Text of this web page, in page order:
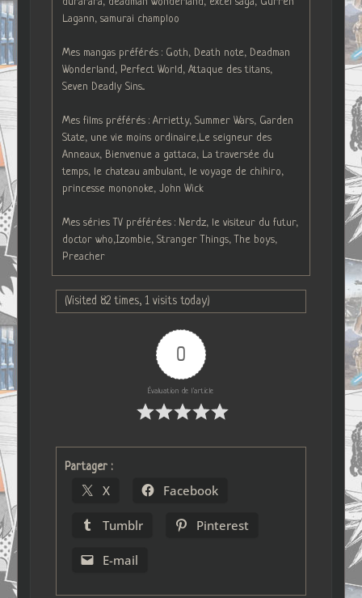
Lagann, samurai champloo
Mes mangas préférés : Goth, Death note, Deadman
Wonderland, Perfect World, Attaque des titans,
Seven Deadly Sins...
Mes films préférés : Arrietty, Summer Wars, Garden
State, une vie moins ordinaire,Le seigneur des
Anneaux, Bienvenue a gattaca, La traversée du
temps, le chateau ambulant, le voyage de chihiro,
princesse mononoke, John Wick
Mes séries TV préférées : Nerdz, le visiteur du futur,
doctor who,Izombie, Stranger Things, The boys,
Preacher
(Visited 82 times, 1 visits today)
0
Évaluation de l'article
Partager :
X Facebook
Tumblr Pinterest
E-mail